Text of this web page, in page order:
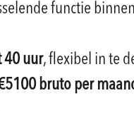
functie
40 uur, flexibel in te
bruto per